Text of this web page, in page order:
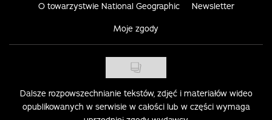
O towarzystwie National Geographic Newsletter
Moje zgody
Dalsze rozpowszechnianie tekstów, zdjęć i materiałów wideo
opublikowanych w serwisie w całości lub w części wymaga